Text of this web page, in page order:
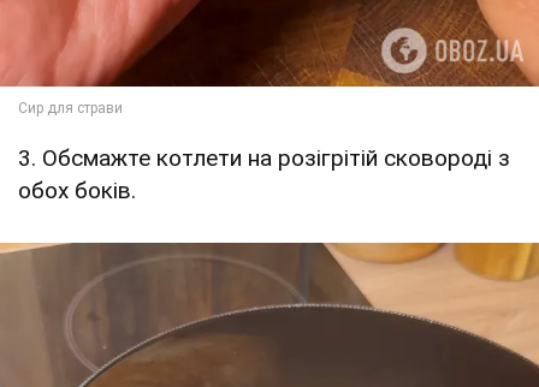
3. Обсмажте котлети на розігрітій сковороді з
обох боків.